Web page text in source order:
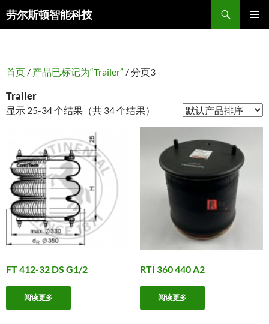
劳尔斯顿智能科技
搜
索
首页 / 产品已标记为“Trailer” / 分页3
Trailer
显示 25-34 个结果（共 34 个结果）
FT 412-32 DS G1/2
阅读更多
RTI 360 440 A2
阅读更多